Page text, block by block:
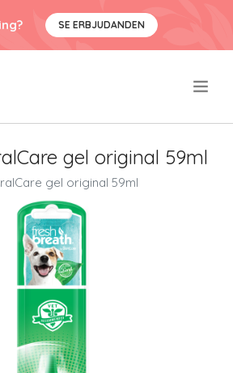
SE ERBJUDANDEN
gel original 59ml
gel original 59ml